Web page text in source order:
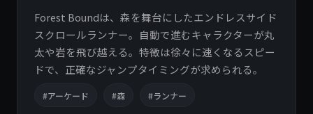
Forest Boundは、森を舞台にしたエンドレスサイド
スクロールランナー。自動で進むキャラクターが丸
太や岩を飛び越える。特徴は徐々に速くなるスピー
ドで、正確なジャンプタイミングが求められる。
#アーケード #森 #ランナー